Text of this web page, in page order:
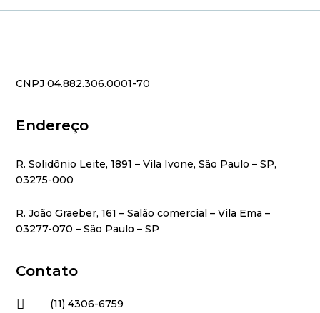
CNPJ 04.882.306.0001-70
Endereço
R. Solidônio Leite, 1891 – Vila Ivone, São Paulo – SP,
03275-000
R. João Graeber, 161 – Salão comercial – Vila Ema –
03277-070 – São Paulo – SP
Contato
 (11) 4306-6759